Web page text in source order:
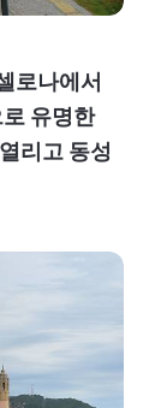
로나에서
유명한
리고 동성